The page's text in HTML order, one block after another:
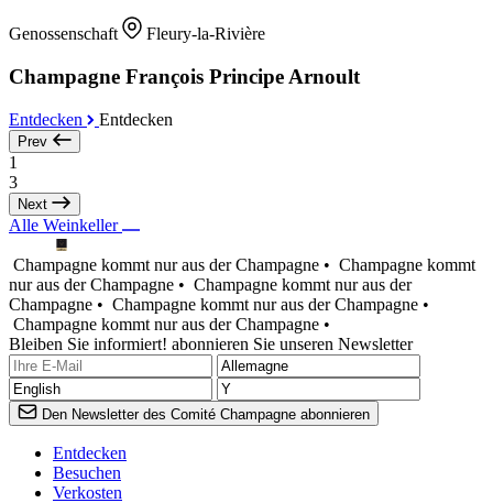
Genossenschaft Fleury-la-Rivière
Champagne François Principe Arnoult
Entdecken Entdecken
Prev
1
3
Next
Alle Weinkeller
Champagne kommt nur aus der Champagne • Champagne kommt
nur aus der Champagne • Champagne kommt nur aus der
Champagne • Champagne kommt nur aus der Champagne •
Champagne kommt nur aus der Champagne •
Bleiben Sie informiert! abonnieren Sie unseren Newsletter
Den Newsletter des Comité Champagne abonnieren
Entdecken
Besuchen
Verkosten